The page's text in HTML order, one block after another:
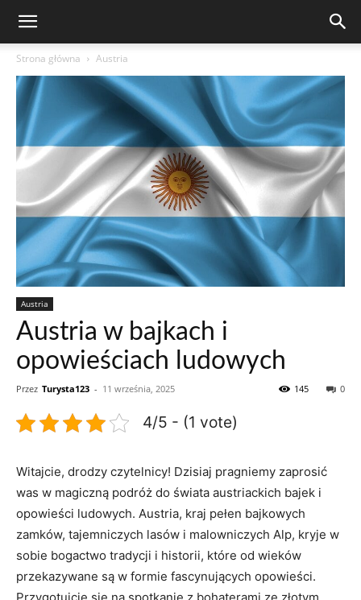
Strona główna Austria
Austria
Austria w bajkach i
opowieściach ludowych
Przez Turysta123 - 11 września, 2025 0
145
4/5 - (1 vote)
Witajcie, drodzy czytelnicy! Dzisiaj pragniemy zaprosić
was w magiczną podróż do świata austriackich bajek i
opowieści ⁣ludowych. Austria, kraj pełen bajkowych
zamków, tajemniczych lasów‍ i malowniczych Alp, kryje w
sobie bogactwo tradycji‌ i historii,‍ które od wieków
przekazywane są w formie fascynujących opowieści.